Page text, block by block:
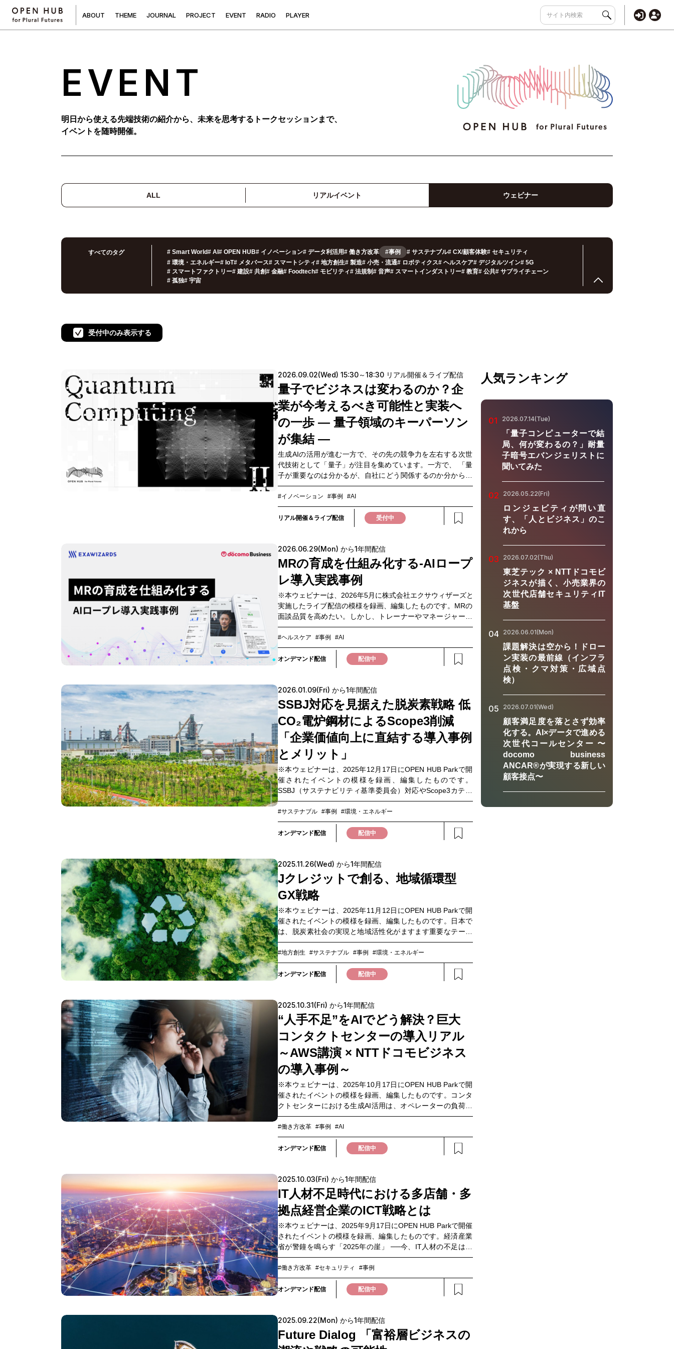
ABOUT THEME JOURNAL PROJECT EVENT RADIO PLAYER
EVENT
明日から使える先端技術の紹介から、未来を思考するトークセッションまで、
イベントを随時開催。
ALL リアルイベント ウェビナー
すべてのタグ # Smart World# AI # OPEN HUB# イノベーション# データ利活用# 働き方改革 #事例 # サステナブル# CX/顧客体験# セキュリティ
# 環境・エネルギー# IoT# メタバース# スマートシティ# 地方創生# 製造# 小売・流通# ロボティクス# ヘルスケア# デジタルツイン# 5G
# スマートファクトリー# 建設# 共創# 金融# Foodtech# モビリティ# 法規制# 音声# スマートインダストリー# 教育# 公共# サプライチェーン
# 孤独# 宇宙
受付中のみ表示する
2026.09.02(Wed) 15:30～18:30 リアル開催＆ライブ配信
量子でビジネスは変わるのか？企
業が今考えるべき可能性と実装へ
の一歩 ― 量子領域のキーパーソン
が集結 ―
生成AIの活用が進む一方で、その先の競争力を左右する次世
代技術として「量子」が注目を集めています。一方で、 「量
子が重要なのは分かるが、自社にどう関係するのか分からな
い」 「どの技術や企業に注目すべきなのか判断が難しい」 と
いう声も少なくありません。実際、量子コンピューターには
さまざまな実現方式が存在し、それぞれ異なる特徴や可能性
を持っています。 だからこそ企業に求められるのは、「どの
方式が勝つのか」を見極めることではなく、「自社の課題に
点です。本イベントでは、NTT、デロイトトーマツ、富士
通、NTTデータグループ、OptQC、Quemixなど、量子領域の
第一線で活躍する研究者、企業、スタートアップが登壇。
NTTが推進する「光量子コンピューター」に加え、その他の
方式や、 最適化技術・量子計算などの可能性と課題をそれぞ
れの立場から共有し、 企業は量子とどのように向き合うべき
かを議論します。特定の技術や企業の優位性を語る場ではあ
りません。 異なるプレーヤーが互いを尊重しながら未来を語
り合うことで、量子技術の本質と可能性を考える場です。量
「動く」へ。 量子技術が社会実装へ向かう今、企業に求めら
れるのは「いつか学ぶ」ことではなく、「今から考え始め
考えるためのヒントとして、ぜひご参加ください。■プログラ
ム ※変更となる可能性があります 第1部：講演「NTTドコモ
ビジネスの量子戦略」 登壇者：NTTドコモビジネス 代表取
締役 副社長 長瀬第2部：講演「光量子コンピューターの現在
地」 登壇者：NTT株式会社 研究開発マーケティング本部 研
究企画部門 部門長 木下氏第3部：講演「量子コン
ピューターの現状や課題、将来の産業化に向けた展望」 登
壇者：合同会社デロイト トーマツ 量子技術戦略リード 馬場
氏第4部：量子技術の最前線 登壇者：富士通株式会社 量子
領域エバンジェリスト 塩沢氏 OptQC株式会社 代表
取締役 CEO 高瀬氏様々な方式・アプローチで量子技術に取り
組む企業が、強みや可能性を紹介します第5部：量子技術の社
会実装 登壇者：株式会社NTTデータグループ 伊井
氏 株式会社Quemix 取締役COO 中土井氏実際のユ
ースケースや活用シナリオをもとに、企業での活用可能性を
探ります第6部：クロストーク「企業は量子とどう向き合うべ
業の選択肢について議論します第7部：ネットワーキング ※
会場参加者のみ■こんな方におすすめ ・量子技術の活用事例
やユースケースに関心のある方 ・自社に適した量子技術やパ
ートナーを見極めたい方 ・量子領域の企業・研究機関・スタ
ートアップとの接点を持ちたい方 ■関連コンテンツ 本イベン
トに先立ち、OPEN HUB Baseでは量子技術をテーマにしたウ
ェビナーを開催しています。 量子技術を知る最初の一歩とし
ターで結局、何が変わるの？」耐量子暗号エバンジェリスト
時間やお申し込み期限が異なります。2026年9月2日（水）開
催時間・リアル開催：15:30～18:30・ライブ配信：15:30～
15:00・ライブ配信：2026年9月2日（水）17:30
#イノベーション #事例 #AI
リアル開催＆ライブ配信 受付中
2026.06.29(Mon) から1年間配信
MRの育成を仕組み化する‐AIロープ
レ導入実践事例
※本ウェビナーは、2026年5月に株式会社エクサウィザーズと
実施したライブ配信の模様を録画、編集したものです。MRの
面談品質を高めたい。しかし、トレーナーやマネージャーだ
けでは、すべてのMRに十分なトレーニング機会を提供するこ
とは難しい。製薬業界のMR育成では、「全MRにロープレの
機会を提供できない」「評価基準が属人化し、フィードバッ
ク品質にばらつきが出る」「管理職のコーチング負荷が高
い」といった課題が依然として存在しています。一方、医療
ング力、製品価値を正しく伝える情報提供力、状況に応じた
対応力など、より高度なコミュニケーションスキルが求めら
れています。こうした中、AIを活用した新たな育成アプロー
チとして注目されているのが「AIロープレ」です。AIが医師
などの医療従事者役となり、MRが時間や場所を問わず繰り返
し対話トレーニングを実施できることで、育成機会の拡充や
評価の標準化、スキル向上の加速が期待されています。本ウ
イプ別のシナリオ設計・ヒアリング力や情報提供力の向上方
法・想定質問への対応力強化・導入・定着化のポイントなど
をご紹介します。MR育成の高度化や標準化を検討されている
ている方にもおすすめの内容です。▼このような方におすす
めです▼・面談品質の向上と育成の標準化を両立したい・マ
ネージャーやトレーナーの育成負荷を軽減したい・人材育成
#ヘルスケア #事例 #AI
オンデマンド配信 配信中
2026.01.09(Fri) から1年間配信
SSBJ対応を見据えた脱炭素戦略 低
CO₂電炉鋼材によるScope3削減
「企業価値向上に直結する導入事例
とメリット」
※本ウェビナーは、2025年12月17日にOPEN HUB Parkで開
催されたイベントの模様を録画、編集したものです。
SSBJ（サステナビリティ基準委員会）対応やScope3カテゴ
リ1の削減は、今や多くの企業にとって重要な課題となってい
ます。しかし、その進め方にはさまざまな選択肢があり、対
応に悩む企業も少なくありません。本ウェビナーでは、低
CO₂電炉鋼材を活用したScope3削減の実践例を中心に、現場
での工夫や導入のメリットを具体的にご紹介します。さら
や、企業がどのように取り組みを進めているのかについても
解説します。「正解が一つではない」このテーマにおいて、
Scope3対応を加速するためのヒントや、今後の戦略を考える
材料をお届けします。脱炭素競争を勝ち抜く“次の一手”を見つ
けるために、ぜひご視聴ください。▼このような方におすす
めです▼・Scope3削減に課題を感じている方・低CO₂電気炉
鋼材の最新事例を知りたい方・国際的な脱炭素規制（SSBJ／
CBAM等）の動向を把握したい方・素材リサイクル・再生材
の活用に関心のある方・サステナビリティ情報開示（SSBJ）
#サステナブル #事例 #環境・エネルギー
オンデマンド配信 配信中
2025.11.26(Wed) から1年間配信
Jクレジットで創る、地域循環型
GX戦略
※本ウェビナーは、2025年11月12日にOPEN HUB Parkで開
催されたイベントの模様を録画、編集したものです。日本で
は、脱炭素社会の実現と地域活性化がますます重要なテーマ
となっています。特に、2026年度から本格運用が予定されて
いる「GX-ETS（グリーントランスフォーメーション排出量取
引制度）」や、森林資源を活用したJクレジットの創出は、地
域経済の循環を促しながらGXを推進する有効な手段として注
目されています。一方で、制度への理解不足や地域ごとの実
題も多く存在します。 本ウェビナーでは、「GXと地域活性
化」をテーマに、GX-ETS制度の最新動向や仕組み、森林由来
のJクレジットの創出から実践的な活用方法まで、初めての方
にもわかりやすく解説します。さらに、スポーツを通じた環
境意識の向上と地域連携の取り組みや、森林資源を活用した
教育・地域共創の実践事例についてもご紹介します。GX推進
や地域活性化に取り組む皆さまにとって、実践的で有益な情
ような方におすすめ▼・企業のGXサステナビリティ担当者
Jクレジットの制度に関心がある方・地方自治体・行政関係
者 森林など地域資源を活用したGX施策に関心がある方 J
関係者 森林レクリエーションやエコツーリズムに関心があ
#地方創生 #サステナブル #事例 #環境・エネルギー
オンデマンド配信 配信中
2025.10.31(Fri) から1年間配信
“人手不足”をAIでどう解決？巨大
コンタクトセンターの導入リアル
～AWS講演 × NTTドコモビジネス
の導入事例～
※本ウェビナーは、2025年10月17日にOPEN HUB Parkで開
催されたイベントの模様を録画、編集したものです。コンタ
クトセンターにおける生成AI活用は、オペレーターの負荷軽
減、業務全体の効率化、そしてカスタマーエクスペリエンス
の向上において、今や欠かせない存在となっています。注目
が高まる一方で、「何から始めればいいのか分からない」
「具体的な活用イメージが湧かない」「導入に向けたステッ
プが見えない」といった悩みを抱える声も少なくありませ
え、 NTTドコモビジネスが自社の大規模コンタクトセンター
で直面した“導入の壁”とその“解決策”をリアルにお届けしま
す。技術と現場、両方の視点から実践のヒントを得られる内
容です。ぜひご視聴ください。▼このような方におすすめ
▼・コンタクトセンターの運営業務を担当している方・先進
的なコンタクトセンター運営に興味がある方・生成AIをコン
タクトセンター業務に活用したい方・オペレーターの業務効
率化に課題を感じている方
#働き方改革 #事例 #AI
オンデマンド配信 配信中
2025.10.03(Fri) から1年間配信
IT人材不足時代における多店舗・多
拠点経営企業のICT戦略とは
※本ウェビナーは、2025年9月17日にOPEN HUB Parkで開催
されたイベントの模様を録画、編集したものです。経済産業
省が警鐘を鳴らす「2025年の崖」 ──今、IT人材の不足は現
場レベルで深刻な課題となりつつあります。特に多店舗や多
拠点を展開する企業では、ITリテラシーの差や現場任せの運
用、業務の属人化によりトラブル対応や管理業務に追われ
「守りのIT」で手一杯という声が多く聞かれます。本ウェビ
ナーでは、そうした状況を打破し、「攻めのIT」へとシフト
ドを超える多数の多店舗ネットワーク構築・運用実績とその
ノウハウをフル活用し、多拠点・多店舗経営における生産性
向上や業務変革を実現する最新のネットワークマネジメント
#働き方改革 #セキュリティ #事例
オンデマンド配信 配信中
2025.09.22(Mon) から1年間配信
Future Dialog 「富裕層ビジネスの
人気ランキング
01 2026.07.14(Tue)
「量子コンピューターで結
局、何が変わるの？」耐量
子暗号エバンジェリストに
聞いてみた
02 2026.05.22(Fri)
ロンジェビティが問い直
す、「人とビジネス」のこ
れから
03 2026.07.02(Thu)
東芝テック × NTTドコモビ
ジネスが描く、小売業界の
次世代店舗セキュリティIT
基盤
04 2026.06.01(Mon)
課題解決は空から！ドロー
ン実装の最前線（インフラ
点検・クマ対策・広域点
検）
05 2026.07.01(Wed)
顧客満足度を落とさず効率
化する。AI×データで進める
次世代コールセンター 〜
docomo business
ANCAR®が実現する新しい
顧客接点〜